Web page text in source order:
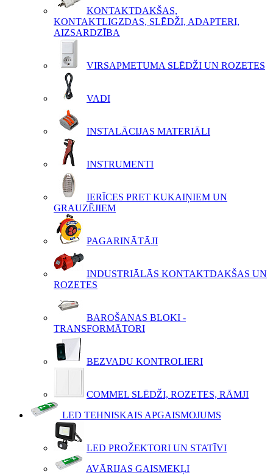
KONTAKTDAKŠAS,
KONTAKTLIGZDAS, SLĒDŽI, ADAPTERI,
AIZSARDZĪBA
VIRSAPMETUMA SLĒDŽI UN ROZETES
VADI
INSTALĀCIJAS MATERIĀLI
INSTRUMENTI
IERĪCES PRET KUKAIŅIEM UN
GRAUZĒJIEM
PAGARINĀTĀJI
INDUSTRIĀLĀS KONTAKTDAKŠAS UN
ROZETES
BAROŠANAS BLOKI -
TRANSFORMĀTORI
BEZVADU KONTROLIERI
COMMEL SLĒDŽI, ROZETES, RĀMJI
LED TEHNISKAIS APGAISMOJUMS
LED PROŽEKTORI UN STATĪVI
AVĀRIJAS GAISMEKĻI